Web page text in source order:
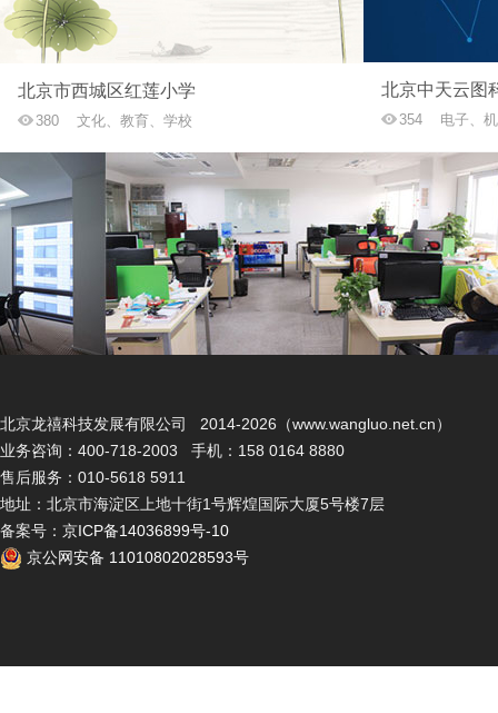
北京市西城区红莲小学
380 文化、教育、学校
北京中天云图
354 电子、
北京龙禧科技发展有限公司 2014-2026（www.wangluo.net.cn）
业务咨询：400-718-2003 手机：158 0164 8880
售后服务：010-5618 5911
地址：北京市海淀区上地十街1号辉煌国际大厦5号楼7层
备案号： 京ICP备14036899号-10
京公网安备 11010802028593号